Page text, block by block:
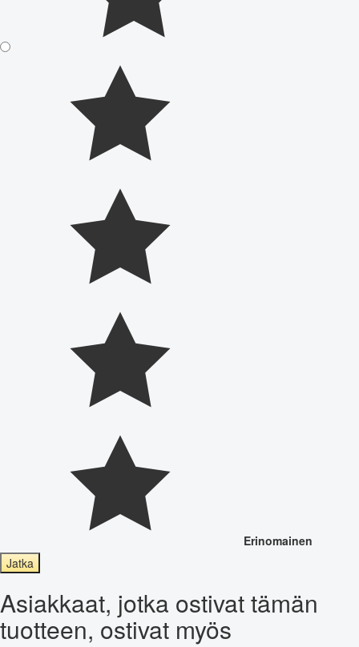
Erinomainen
Jatka
Asiakkaat, jotka ostivat tämän
tuotteen, ostivat myös